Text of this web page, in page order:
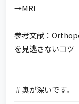
→MRI
参考文献：
を見逃さないコ
＃奥が深いです。